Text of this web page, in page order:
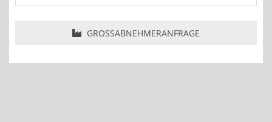
GROSSABNEHMERANFRAGE